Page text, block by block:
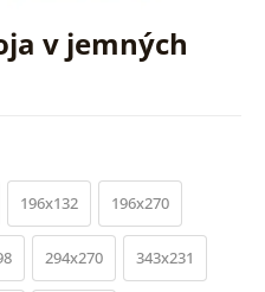
v jemných
196x132 196x270
294x270 343x231